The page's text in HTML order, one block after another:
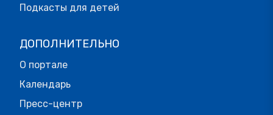
Подкасты для детей
ДОПОЛНИТЕЛЬНО
О портале
Календарь
Пресс-центр